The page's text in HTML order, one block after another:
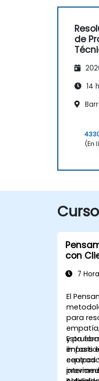
de
14
(En
con
7
El
para
y
énfasis
Esta
equipos